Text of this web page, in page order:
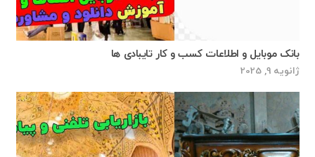
بانک موبایل و اطلاعات کسب و کار تایبادی ها
ژانویه 9, 2025